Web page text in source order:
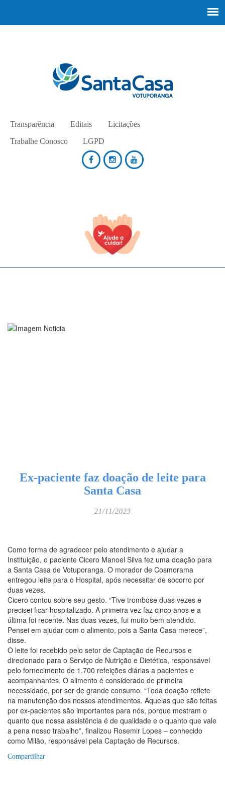
Transparência Editais
Licitações
Trabalhe Conosco
LGPD
Ex-paciente faz doação de leite para
Santa Casa
21/11/2023
Como forma de agradecer pelo atendimento e ajudar a
Instituição, o paciente Cicero Manoel Silva fez uma doação para
a Santa Casa de Votuporanga. O morador de Cosmorama
entregou leite para o Hospital, após necessitar de socorro por
duas vezes.
Cicero contou sobre seu gesto. “Tive trombose duas vezes e
precisei ficar hospitalizado. A primeira vez faz cinco anos e a
última foi recente. Nas duas vezes, fui muito bem atendido.
Pensei em ajudar com o alimento, pois a Santa Casa merece”,
disse.
O leite foi recebido pelo setor de Captação de Recursos e
direcionado para o Serviço de Nutrição e Dietética, responsável
pelo fornecimento de 1.700 refeições diárias a pacientes e
acompanhantes. O alimento é considerado de primeira
necessidade, por ser de grande consumo. “Toda doação reflete
na manutenção dos nossos atendimentos. Aquelas que são feitas
por ex-pacientes são importantes para nós, porque mostram o
quanto que nossa assistência é de qualidade e o quanto que vale
a pena nosso trabalho”, finalizou Rosemir Lopes – conhecido
como Milão, responsável pela Captação de Recursos.
Compartilhar